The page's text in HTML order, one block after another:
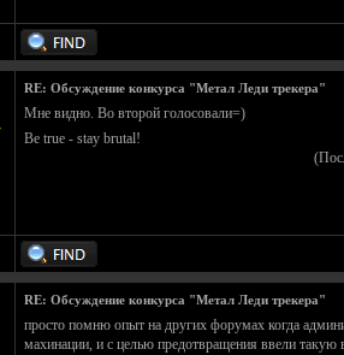
RE: Обсуждение конкурса "Метал Леди трекера"
Мне видно. Во второй голосовали=)
Be true - stay brutal!
RE: Обсуждение конкурса "Метал Леди трекера"
просто помню опыт на других форумах когда
махинации, и с целью предотвращения ввели такую